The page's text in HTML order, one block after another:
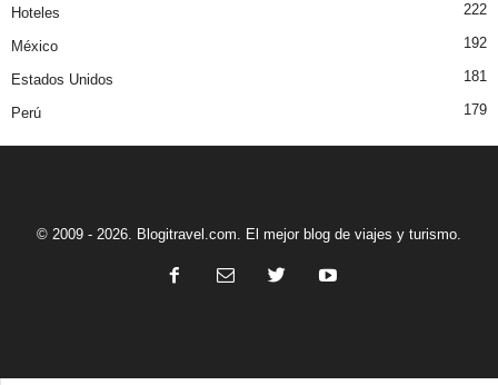
Hoteles 222
México 192
Estados Unidos 181
Perú 179
© 2009 - 2026. Blogitravel.com. El mejor blog de viajes y turismo.